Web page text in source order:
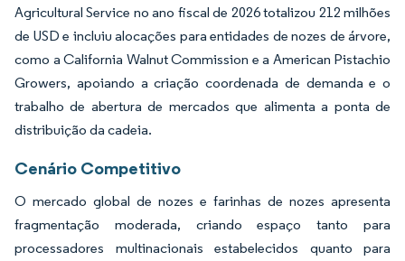
Agricultural Service no ano fiscal de 2026 totalizou 212 milhões
de USD e incluiu alocações para entidades de nozes de árvore,
como a California Walnut Commission e a American Pistachio
Growers, apoiando a criação coordenada de demanda e o
trabalho de abertura de mercados que alimenta a ponta de
distribuição da cadeia.
Cenário Competitivo
O mercado global de nozes e farinhas de nozes apresenta
fragmentação moderada, criando espaço tanto para
processadores multinacionais estabelecidos quanto para